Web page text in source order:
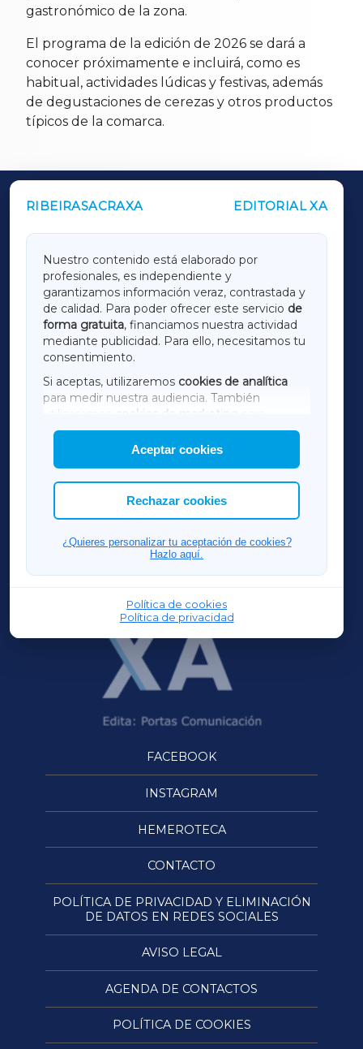
gastronómico de la zona.
El programa de la edición de 2026 se dará a
conocer próximamente e incluirá, como es
habitual, actividades lúdicas y festivas, además
de degustaciones de cerezas y otros productos
típicos de la comarca.
RIBEIRASACRAXA EDITORIAL XA
Nuestro contenido está elaborado por
profesionales, es independiente y
garantizamos información veraz, contrastada y
de calidad. Para poder ofrecer este servicio de
forma gratuita, financiamos nuestra actividad
mediante publicidad. Para ello, necesitamos tu
consentimiento.
Si aceptas, utilizaremos cookies de analítica
para medir nuestra audiencia. También
utilizaremos
cookies de marketing
mostrar publicidad de terceros.
Asimismo, puedes personalizar la elección de
las cookies que deseas permitir.
Aceptar cookies
Rechazar cookies
¿Quieres personalizar tu aceptación de cookies?
Hazlo aquí.
Política de cookies
Política de privacidad
OUTROS PERIÓDICOS
LUGOXA
TERRACHAXA
AMARIÑAXA
RIBEIRASACRAXA
ACORUÑAXA
FERROLXA
OURENSEXA
FACEBOOK
INSTAGRAM
HEMEROTECA
CONTACTO
POLÍTICA DE PRIVACIDAD Y ELIMINACIÓN
DE DATOS EN REDES SOCIALES
AVISO LEGAL
AGENDA DE CONTACTOS
POLÍTICA DE COOKIES